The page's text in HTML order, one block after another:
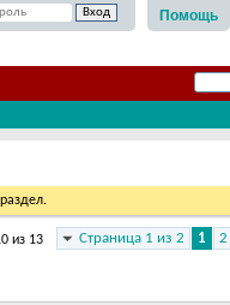
Помощь
Страница 1 из 2 1 2
из 13